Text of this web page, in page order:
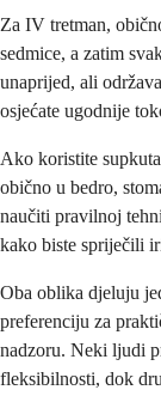
Za IV tretman,
sedmice, a zatim
unaprijed, ali
osjećate ugodnije
Ako koristite
obično u bedro,
naučiti pravilnoj
kako biste spriječili
Oba oblika djeluju
preferenciju za
nadzoru. Neki ljudi
fleksibilnosti, dok